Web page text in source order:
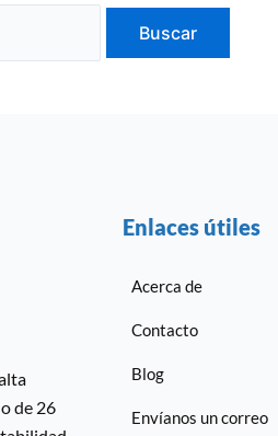
de 26
Enlaces útiles
Acerca de
Contacto
Blog
Envíanos un correo